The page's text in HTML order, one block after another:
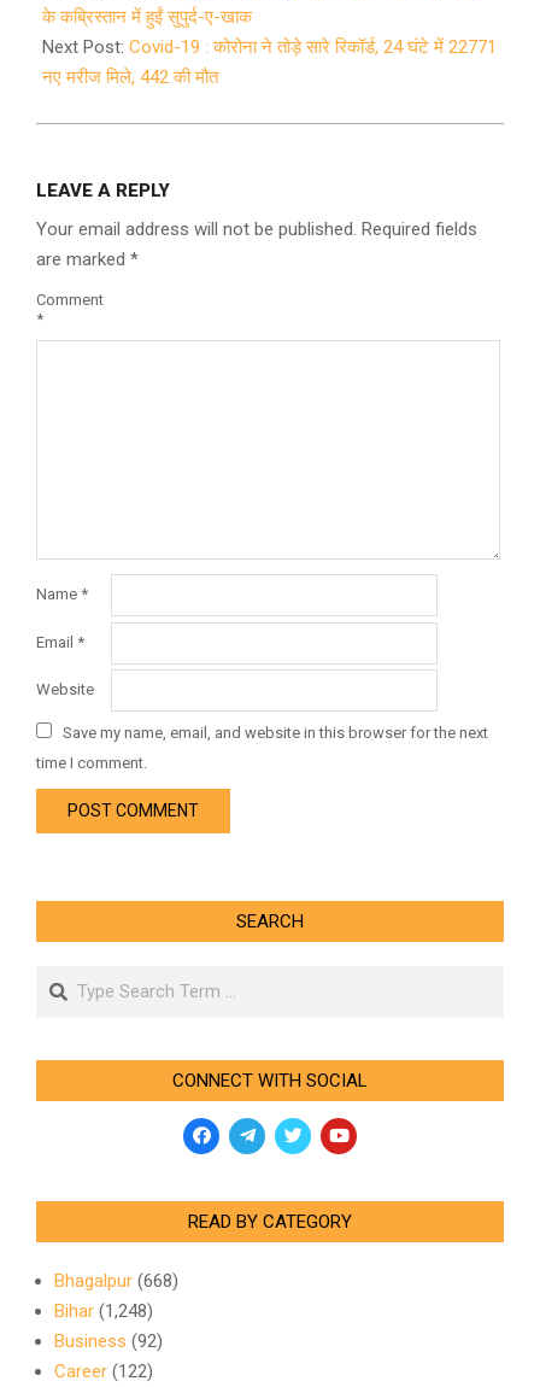
03
के कब्रिस्तान में हुईं सुपुर्द-ए-खाक
Next Post: Covid-19 : कोरोना ने तोड़े सारे रिकॉर्ड, 24 घंटे में 22771
नए मरीज मिले, 442 की मौत
LEAVE A REPLY
Your email address will not be published. Required fields
are marked *
Comment
*
Name *
Email *
Website
Save my name, email, and website in this browser for the next
time I comment.
SEARCH
Search
CONNECT WITH SOCIAL
READ BY CATEGORY
Bhagalpur (668)
Bihar (1,248)
Business (92)
Career (122)